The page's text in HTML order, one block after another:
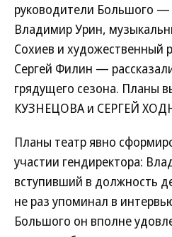
руководители Большого —
Владимир Урин,
Сохиев и художественный
Сергей Филин —
грядущего сезона. Планы
КУЗНЕЦОВА и СЕРГЕЙ
Планы театр явно
участии гендиректора:
вступивший в должность
не раз упоминал в
Большого он вполне